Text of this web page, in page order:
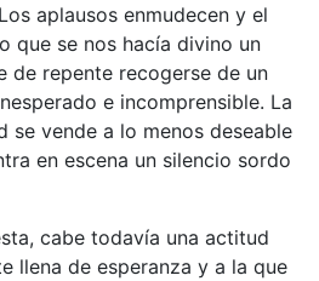
aplausos enmudecen y el
que se nos hacía divino un
de repente recogerse de un
e incomprensible. La
se vende a lo menos deseable
en escena un silencio sordo
cabe todavía una actitud
llena de esperanza y a la que